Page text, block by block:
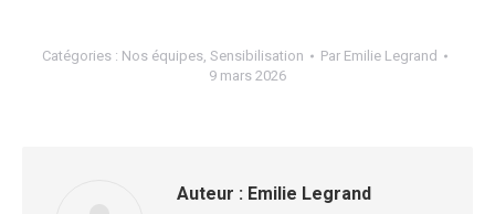
Catégories : Nos équipes, Sensibilisation Par Emilie Legrand
9 mars 2026
Auteur : Emilie Legrand